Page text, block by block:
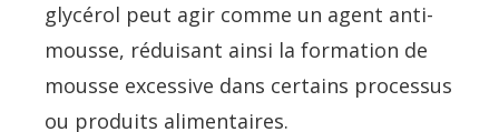
glycérol peut agir comme un agent anti-
mousse, réduisant ainsi la formation de
mousse excessive dans certains processus
ou produits alimentaires.